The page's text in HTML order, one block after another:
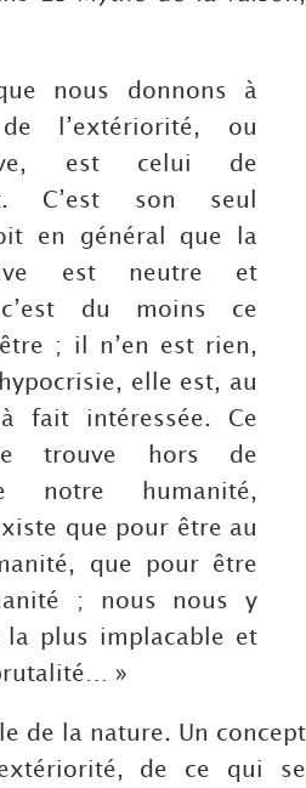
nous donnons à
l’extériorité, ou
est celui de
C’est son seul
en général que la
est neutre et
c’est du moins ce
; il n’en est rien,
elle est, au
fait intéressée. Ce
trouve hors de
notre humanité,
que pour être au
que pour être
; nous nous y
la plus implacable et
»
de la nature. Un concept
de ce qui se